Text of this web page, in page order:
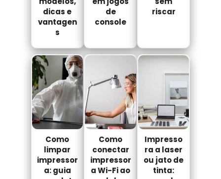
dicas e
vantagen
s
de
console
riscar
Como
limpar
impressor
a: guia
Como
conectar
impressor
a Wi-Fi ao
Impresso
ra a laser
ou jato de
tinta: